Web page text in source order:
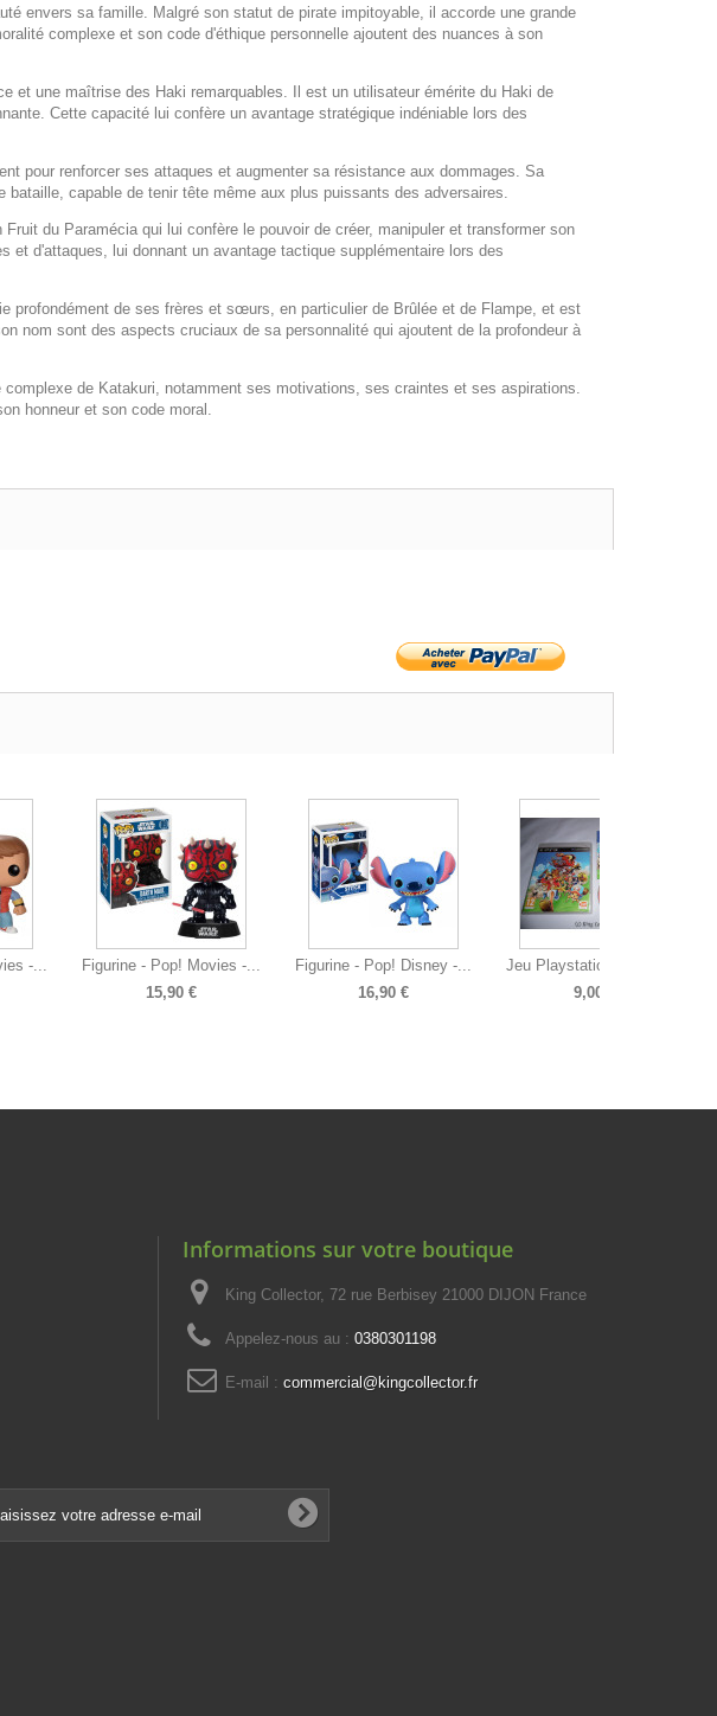
envers sa famille. Malgré son statut de pirate impitoyable, il accorde une grande
complexe et son code d'éthique personnelle ajoutent des nuances à son
et une maîtrise des Haki remarquables. Il est un utilisateur émérite du Haki de
Cette capacité lui confère un avantage stratégique indéniable lors des
pour renforcer ses attaques et augmenter sa résistance aux dommages. Sa
capable de tenir tête même aux plus puissants des adversaires.
du Paramécia qui lui confère le pouvoir de créer, manipuler et transformer son
d'attaques, lui donnant un avantage tactique supplémentaire lors des
profondément de ses frères et sœurs, en particulier de Brûlée et de Flampe, et est
nom sont des aspects cruciaux de sa personnalité qui ajoutent de la profondeur à
de Katakuri, notamment ses motivations, ses craintes et ses aspirations.
honneur et son code moral.
-...
Figurine - Pop! Movies -...
15,90 €
Figurine - Pop! Disney -...
16,90 €
Jeu Playstation 3 - One...
9,00 €
Informations sur votre boutique
King Collector, 72 rue Berbisey 21000 DIJON France
Appelez-nous au : 0380301198
E-mail : commercial@kingcollector.fr